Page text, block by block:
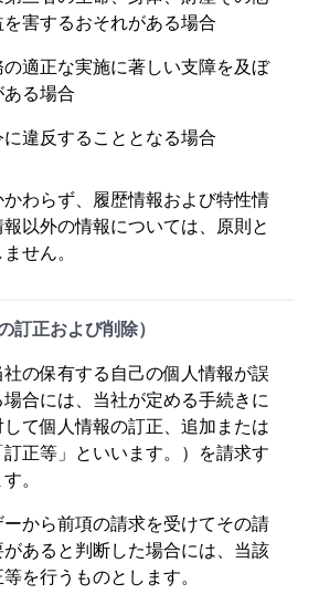
害するおそれがある場合
の適正な実施に著しい支障を及ぼ
る場合
に違反することとなる場合
わらず、履歴情報および特性情
以外の情報については、原則と
せん。
訂正および削除）
の保有する自己の個人情報が誤
合には、当社が定める手続きに
て個人情報の訂正、追加または
正等」といいます。）を請求す
。
から前項の請求を受けてその請
あると判断した場合には、当該
を行うものとします。